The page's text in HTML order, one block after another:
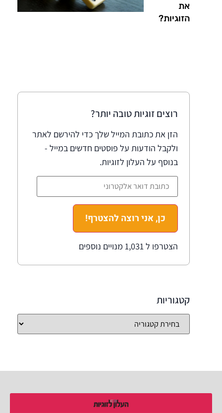
את
הזוגיות?
רוצים זוגיות טובה יותר?
הזן את כתובת המייל שלך כדי להירשם לאתר
ולקבל הודעות על פוסטים חדשים במייל -
בנוסף על העלון לזוגיות.
כן, אני רוצה להצטרף!
הצטרפו ל 1,031 מנויים נוספים
קטגוריות